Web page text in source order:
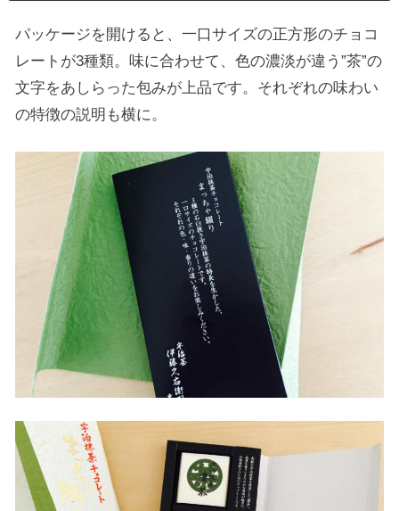
パッケージを開けると、一口サイズの正方形のチョコ
レートが3種類。味に合わせて、色の濃淡が違う”茶”の
文字をあしらった包みが上品です。それぞれの味わい
の特徴の説明も横に。